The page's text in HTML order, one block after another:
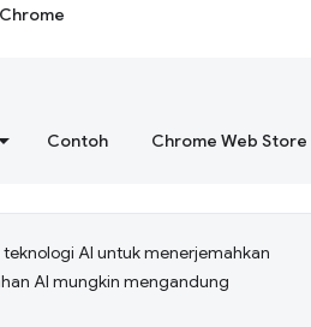
Contoh Chrome Web Store
AI untuk menerjemahkan
AI mungkin mengandung